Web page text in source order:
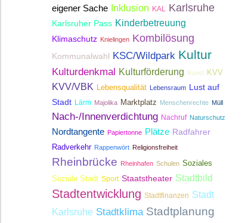
eigener Sache Inklusion KAL Karlsruhe
Karlsruher Pass Kinderbetreuung
Klimaschutz Knielingen Kombilösung
Kommunalwahl KSC/Wildpark Kultur
Kulturdenkmal Kulturförderung Kunst KVV
KVV/VBK Lebensqualität Lebensraum
Lust auf
Stadt Lärm Majolika Marktplatz Menschenrechte Müll
Nach-/Innenverdichtung Nachruf Naturschutz
Nordtangente Papiertonne Plätze Radfahrer
Radverkehr Rappenwört Religionsfreiheit
Rheinbrücke Rheinhafen Schulen Soziales
Soziale Stadt Sport Staatstheater Stadtbild
Stadtentwicklung Stadtfinanzen Stadt
Karlsruhe Stadtklima Stadtplanung